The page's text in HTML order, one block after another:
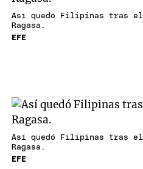
Así quedó Filipinas tras
Ragasa.
EFE
Así quedó Filipinas tras
Ragasa.
EFE